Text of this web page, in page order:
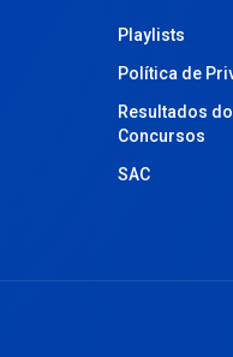
Playlists
Política de
Resultados
Concursos
SAC